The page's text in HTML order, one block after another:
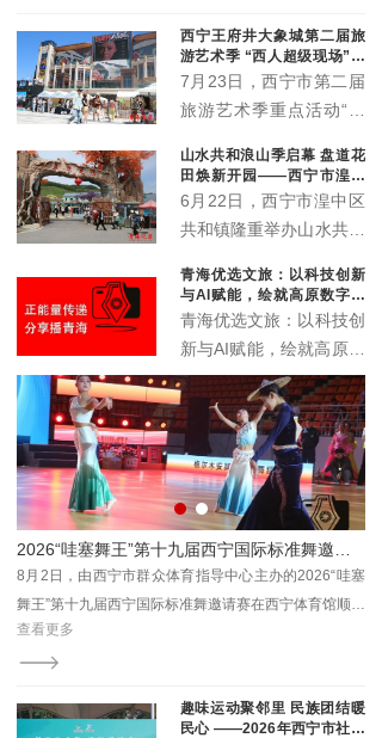
西宁王府井大象城第二届旅
游艺术季 “西人超级现场”启
幕
7月23日，西宁市第二届
旅游艺术季重点活动“西
象城启动。活动以“众智
成潮”为主题，联动“雪脉
计划”，汇聚川、藏、
机构，搭建西部青年文化
交流平台。
山水共和浪山季启幕 盘道花
田焕新开园——西宁市湟中
区共和镇农文旅深度融合再
6月22日，西宁市湟中区
共和镇隆重举办山水共和
田开业典礼。全新升级的
盘道花田景区正式对外开
放，众多干部群众、非遗
传承人、文艺爱好者及各
地游客齐聚葱湾村，共赏
花海盛景、共品乡土文
脉、共赴乡村文旅新盛
宴。
青海优选文旅：以科技创新
与AI赋能，绘就高原数字文
旅新画卷
青海优选文旅：以科技创
新与AI赋能，绘就高原数
字文旅新画卷
8月2日，由西宁市群众体育指导中心主办的2026“哇塞
舞王”第十九届西宁国际标准舞邀请赛在西宁体育馆顺利
收官。
查看更多
趣味运动聚邻里 民族团结暖
民心 ——2026年西宁市社区